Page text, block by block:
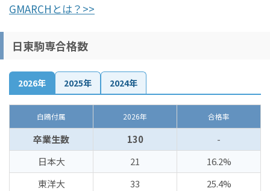
GMARCHとは？>>
日東駒専合格数
2026年 2025年 2024年
白鴎付属 2026年 合格率
卒業生数 130
-
日本大
21
16.2%
東洋大
33
25.4%